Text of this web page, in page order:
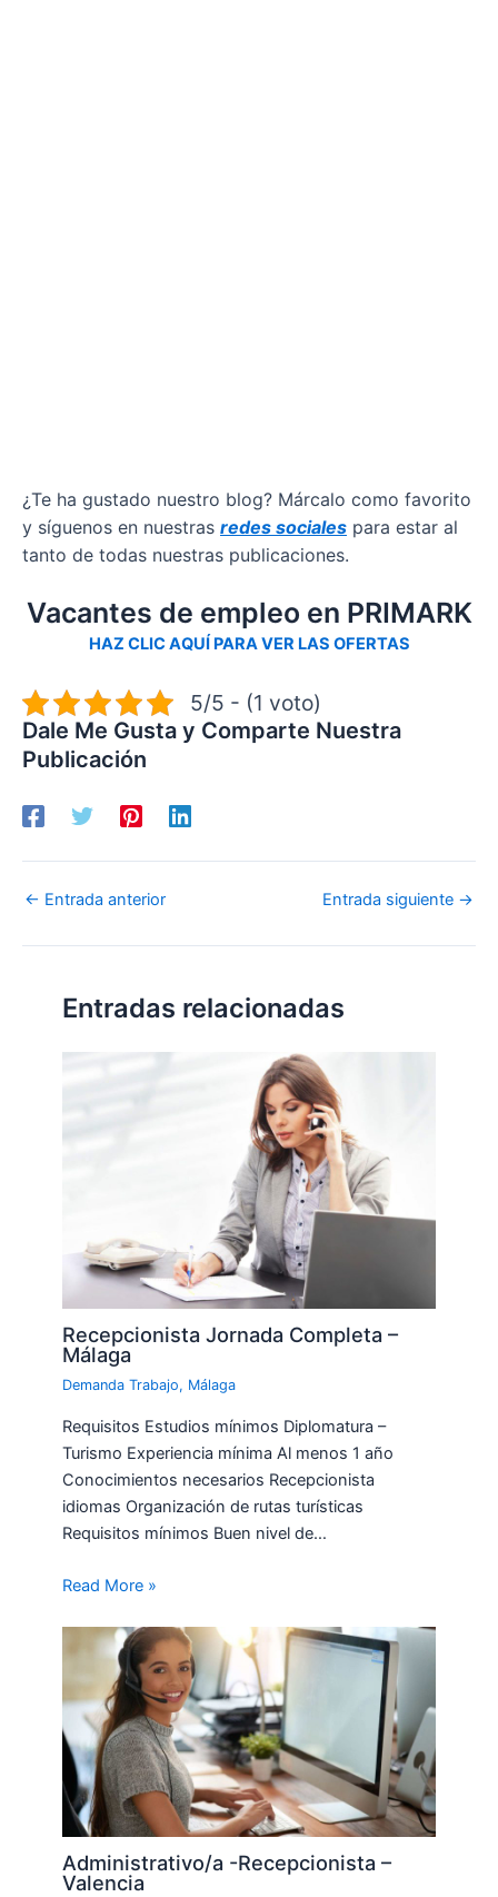
¿Te ha gustado nuestro blog? Márcalo como favorito
y síguenos en nuestras redes sociales para estar al
tanto de todas nuestras publicaciones.
Vacantes de empleo en PRIMARK
HAZ CLIC AQUÍ PARA VER LAS OFERTAS
5/5 - (1 voto)
Dale Me Gusta y Comparte Nuestra
Publicación
← Entrada anterior Entrada siguiente →
Entradas relacionadas
Recepcionista Jornada Completa –
Málaga
Demanda Trabajo, Málaga
Requisitos Estudios mínimos Diplomatura –
Turismo Experiencia mínima Al menos 1 año
Conocimientos necesarios Recepcionista
idiomas Organización de rutas turísticas
Requisitos mínimos Buen nivel de…
Read More »
Administrativo/a -Recepcionista –
Valencia